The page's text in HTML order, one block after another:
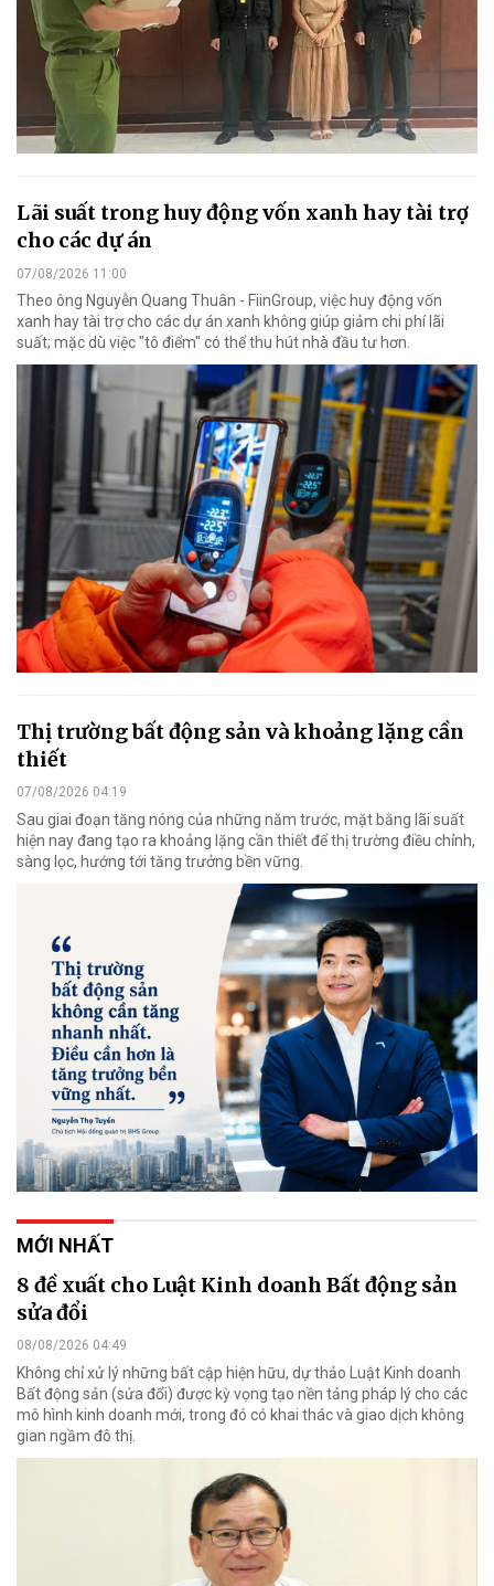
Lãi suất trong huy động vốn xanh hay tài trợ
cho các dự án
07/08/2026 11:00
Theo ông Nguyễn Quang Thuân - FiinGroup, việc huy động vốn
xanh hay tài trợ cho các dự án xanh không giúp giảm chi phí lãi
suất; mặc dù việc "tô điểm" có thể thu hút nhà đầu tư hơn.
Thị trường bất động sản và khoảng lặng cần
thiết
07/08/2026 04:19
Sau giai đoạn tăng nóng của những năm trước, mặt bằng lãi suất
hiện nay đang tạo ra khoảng lặng cần thiết để thị trường điều chỉnh,
sàng lọc, hướng tới tăng trưởng bền vững.
MỚI NHẤT
8 đề xuất cho Luật Kinh doanh Bất động sản
sửa đổi
08/08/2026 04:49
Không chỉ xử lý những bất cập hiện hữu, dự thảo Luật Kinh doanh
Bất động sản (sửa đổi) được kỳ vọng tạo nền tảng pháp lý cho các
mô hình kinh doanh mới, trong đó có khai thác và giao dịch không
gian ngầm đô thị.